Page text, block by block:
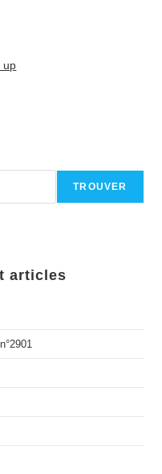
up
TROUVER
articles